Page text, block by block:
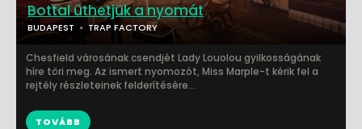
Bottal üthetjük a nyomát
BUDAPEST TRAP FACTORY
Chesfield városának csendjét Lady Louolou gyilkosságának
híre töri meg. Az ismert nyomozót, Miss Marple-t kérik fel a
rejtély részleteinek felderítésére...
TOVÁBB